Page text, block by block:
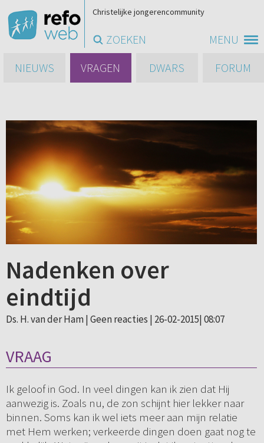
MENU
Christelijke jongerencommunity
ZOEKEN
NIEUWS
VRAGEN DWARS FORUM
Nadenken over
eindtijd
Ds. H. van der Ham | Geen reacties | 26-02-2015| 08:07
VRAAG
Ik geloof in God. In veel dingen kan ik zien dat Hij
aanwezig is. Zoals nu, de zon schijnt hier lekker naar
binnen. Soms kan ik wel iets meer aan mijn relatie
met Hem werken; verkeerde dingen doen gaat nog te